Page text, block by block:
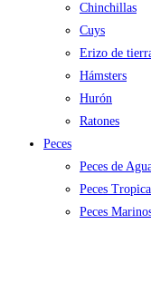
Chinchillas
Cuys
Erizo de
Hámsters
Hurón
Ratones
Peces
Peces de
Peces
Peces